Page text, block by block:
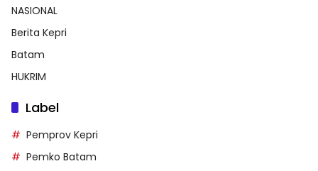
NASIONAL
Berita Kepri
Batam
HUKRIM
Label
Pemprov Kepri
Pemko Batam